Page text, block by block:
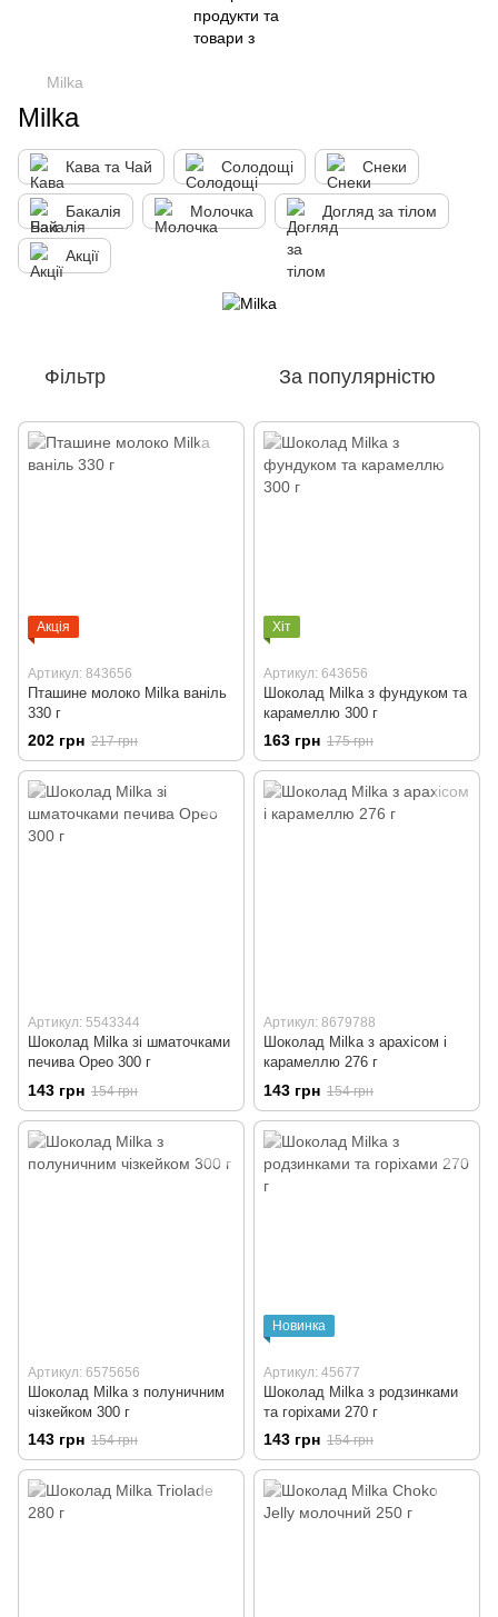
Milka
Milka
Кава та Чай Солодощі Снеки
Бакалія Молочка Догляд за тілом
Акції
Фільтр За популярністю
Акція
Артикул: 843656
Пташине молоко Milka ваніль
330 г
202 грн 217 грн
Хіт
Артикул: 643656
Шоколад Milka з фундуком та
карамеллю 300 г
163 грн 175 грн
Артикул: 5543344
Шоколад Milka зі шматочками
печива Орео 300 г
143 грн 154 грн
Артикул: 8679788
Шоколад Milka з арахісом і
карамеллю 276 г
143 грн 154 грн
Артикул: 6575656
Шоколад Milka з полуничним
чізкейком 300 г
143 грн 154 грн
Новинка
Артикул: 45677
Шоколад Milka з родзинками
та горіхами 270 г
143 грн 154 грн